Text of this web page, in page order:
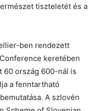
tiszteletét és a
ben rendezett
keretében
60 ország 600-nál is
a fenntartható
A szlovén